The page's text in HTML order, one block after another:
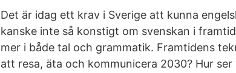
Det är idag ett krav i Sverige att kunna
kanske inte så konstigt om svenskan i
mer i både tal och grammatik. Framtidens
att resa, äta och kommunicera 2030? Hur